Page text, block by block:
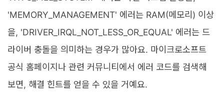
'MEMORY_MANAGEMENT' 에러는 RAM(메모리) 이상
을, 'DRIVER_IRQL_NOT_LESS_OR_EQUAL' 에러는 드
라이버 충돌을 의미하는 경우가 많아요. 마이크로소프트
공식 홈페이지나 관련 커뮤니티에서 에러 코드를 검색해
보면, 해결 힌트를 얻을 수 있을 거예요.